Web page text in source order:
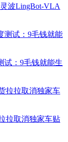
波LingBot-VLA
试：9毛钱就能生
拉取消独家车贴